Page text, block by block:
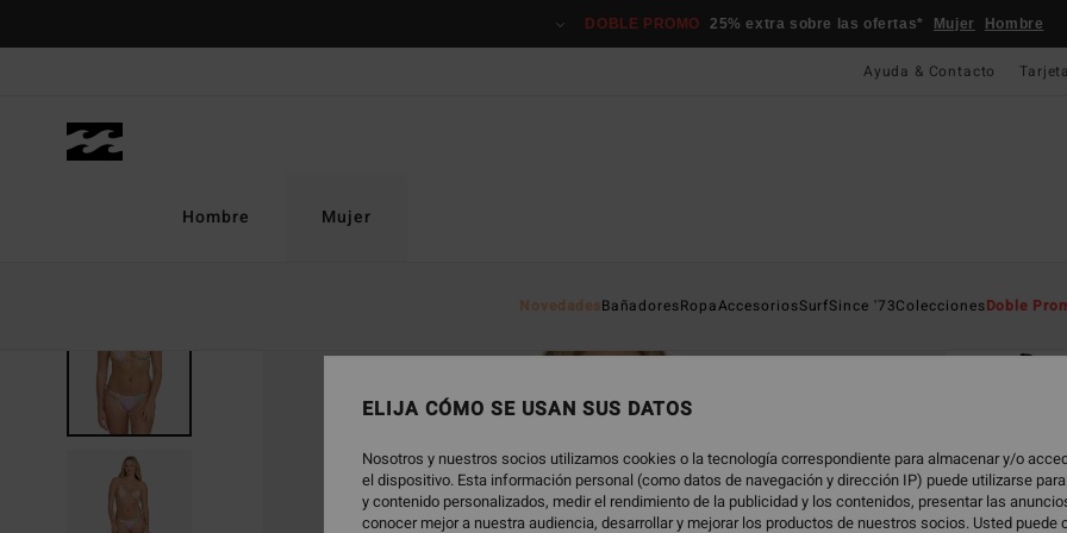
producto
DOBLE PROMO 25% extra sobre las ofertas* Mujer Hombre
Ayuda & Contacto
Hombre Mujer
NovedadesBañadoresRopaAccesoriosSurfSince '73ColeccionesDoble
Top
ECO-
ELIJA CÓMO SE USAN SUS DATOS
Nosotros y nuestros socios utilizamos cookies o la tecnología correspondiente para almacenar y/o
el dispositivo. Esta información personal (como datos de navegación y dirección IP) puede utilizarse
y contenido personalizados, medir el rendimiento de la publicidad y los contenidos, presentar las
conocer mejor a nuestra audiencia, desarrollar y mejorar los productos de nuestros socios. Usted puede